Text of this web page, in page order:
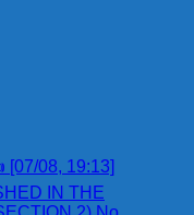
[07/08, 19:13]
IN THE